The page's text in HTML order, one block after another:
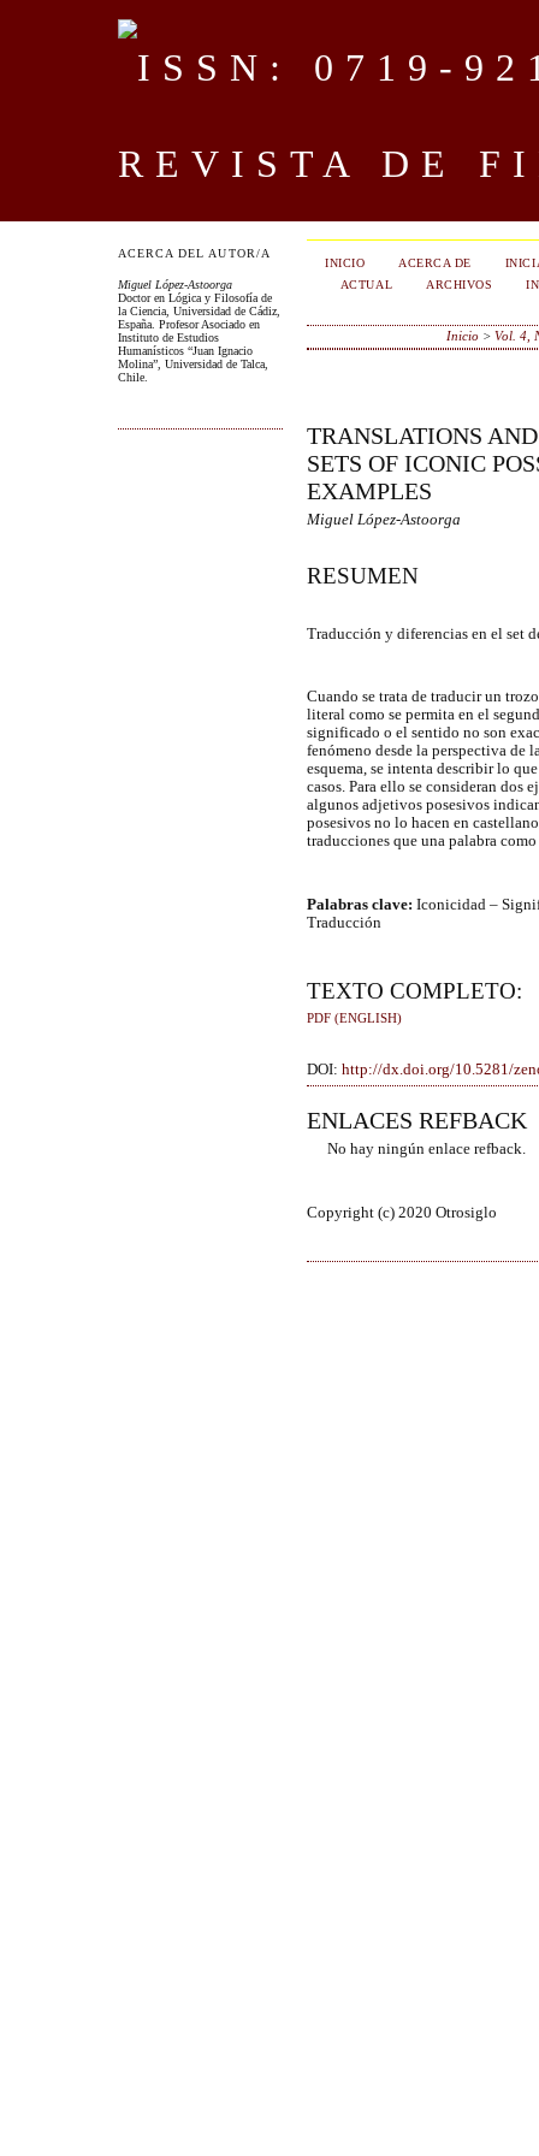
REVISTA DE
ACERCA DEL AUTOR/A
Miguel López-Astoorga
Doctor en Lógica y Filosofía de
la Ciencia, Universidad de Cádiz,
España. Profesor Asociado en
Instituto de Estudios
Humanísticos “Juan Ignacio
Molina”, Universidad de Talca,
Chile.
INICIO ACERCA DE
ACTUAL
ARCHIVOS
Inicio >Vol. 4,
TRANSLATIONS
SETS OF ICONIC
EXAMPLES
Miguel López-Astoorga
RESUMEN
Traducción y diferencias en el set
Cuando se trata de traducir un
literal como se permita en el
significado o el sentido no son
fenómeno desde la perspectiva de
esquema, se intenta describir lo
casos. Para ello se consideran dos
algunos adjetivos posesivos
posesivos no lo hacen en
traducciones que una palabra
Palabras clave: Iconicidad –
Traducción
TEXTO COMPLETO:
PDF (ENGLISH)
DOI: http://dx.doi.org/10.5281/
ENLACES REFBACK
No hay ningún enlace refback.
Copyright (c) 2020 Otrosiglo